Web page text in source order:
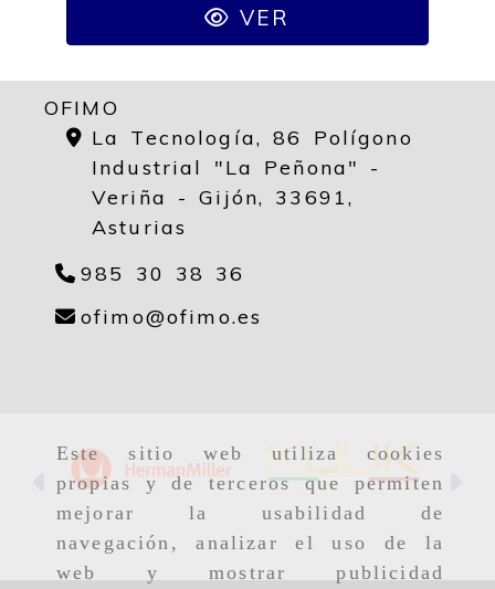
Este sitio web utiliza cookies
propias y de terceros que permiten
mejorar la usabilidad de
navegación, analizar el uso de la
web y mostrar publicidad
VER
OFIMO
La Tecnología, 86 Polígono
Industrial "La Peñona" -
Veriña - Gijón, 33691,
Asturias
985 30 38 36
ofimo
ofimo.es
Anterior